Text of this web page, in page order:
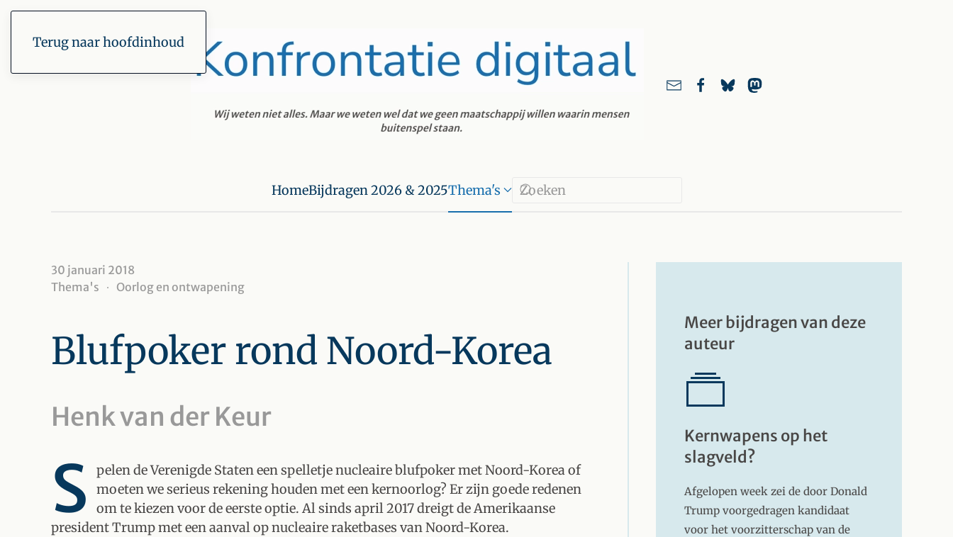
Terug naar hoofdinhoud
HomeBijdragen 2026 & 2025Thema's
30 januari 2018
Thema's
Oorlog en ontwapening
Blufpoker rond Noord-Korea
Henk van der Keur
S
pelen de Verenigde Staten een spelletje nucleaire blufpoker met Noord-Korea of
moeten we serieus rekening houden met een kernoorlog? Er zijn goede redenen
om te kiezen voor de eerste optie. Al sinds april 2017 dreigt de Amerikaanse
president Trump met een aanval op nucleaire raketbases van Noord-Korea.
Meer bijdragen van deze
auteur
Kernwapens op het
slagveld?
Afgelopen week zei de door Donald
Trump voorgedragen kandidaat
voor het voorzitterschap van de